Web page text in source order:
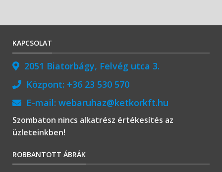
KAPCSOLAT
2051 Biatorbágy, Felvég utca 3.
Központ: +36 23 530 570
E-mail: webaruhaz@ketkorkft.hu
Szombaton nincs alkatrész értékesítés az
üzleteinkben!
ROBBANTOTT ÁBRÁK